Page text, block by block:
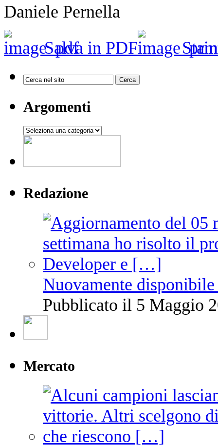
Daniele Pernella
Salva in PDF
Argomenti
Argomenti
Redazione
Nuovamente
Pubblicato il 5 Maggio
Mercato